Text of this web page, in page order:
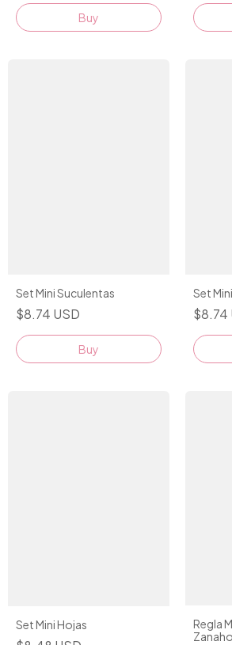
Buy
Set Mini Suculentas
$8.74 USD
Buy
Set
$8.74
Set Mini Hojas
Regla